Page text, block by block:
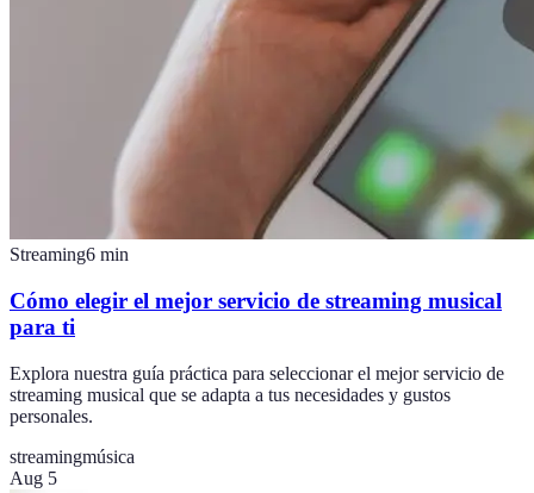
Streaming6 min
Cómo elegir el mejor servicio de streaming musical
para ti
Explora nuestra guía práctica para seleccionar el mejor servicio de
streaming musical que se adapta a tus necesidades y gustos
personales.
streamingmúsica
Aug 5